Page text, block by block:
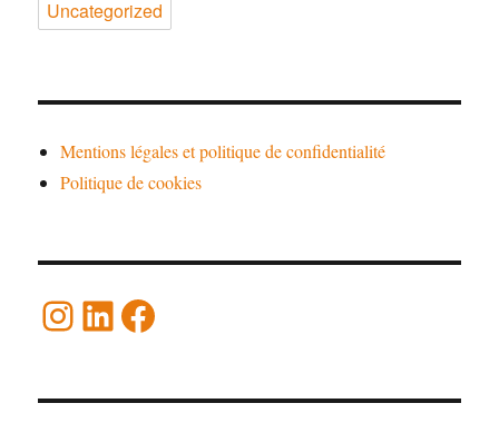
Uncategorized
Mentions légales et politique de confidentialité
Politique de cookies
Instagram
LinkedIn
Facebook